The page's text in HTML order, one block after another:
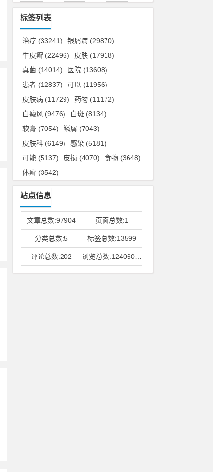
标签列表
治疗 (33241) 银屑病 (29870)
牛皮癣 (22496) 皮肤 (17918)
真菌 (14014) 医院 (13608)
患者 (12837) 可以 (11956)
皮肤病 (11729) 药物 (11172)
白癜风 (9476) 白斑 (8134)
软膏 (7054) 鳞屑 (7043)
皮肤科 (6149) 感染 (5181)
可能 (5137) 皮损 (4070) 食物 (3648)
体癣 (3542)
站点信息
文章总数:97904 页面总数:1
分类总数:5 标签总数:13599
评论总数:202 浏览总数:12406006